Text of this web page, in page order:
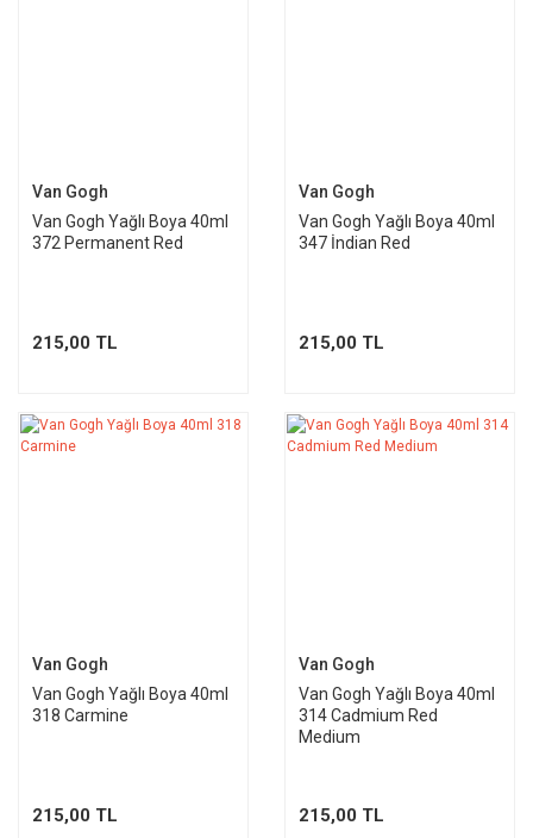
Van Gogh
Van Gogh Yağlı Boya 40ml
372 Permanent Red
215,00 TL
Van Gogh
Van Gogh Yağlı Boya 40ml
347 İndian Red
215,00 TL
Van Gogh
Van Gogh Yağlı Boya 40ml
318 Carmine
215,00 TL
Van Gogh
Van Gogh Yağlı Boya 40ml
314 Cadmium Red
Medium
215,00 TL